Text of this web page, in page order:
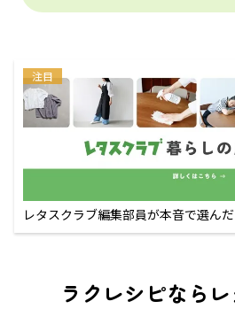
注目
レタスクラブ編集部員が本音で選ん
ラクレシピなら